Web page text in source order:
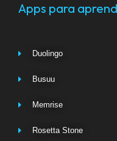
Apps para
Duolingo
Busuu
Memrise
Rosetta Stone